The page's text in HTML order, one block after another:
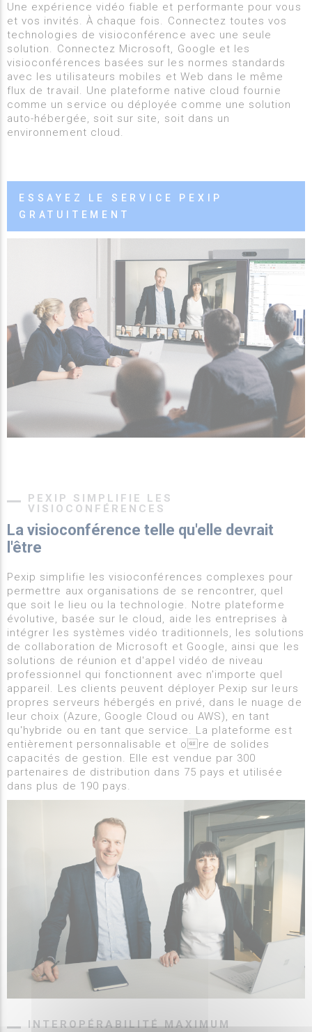
Une expérience vidéo fiable et performante pour vous
et vos invités. À chaque fois. Connectez toutes vos
technologies de visioconférence avec une seule
solution. Connectez Microsoft, Google et les
visioconférences basées sur les normes standards
avec les utilisateurs mobiles et Web dans le même
flux de travail. Une plateforme native cloud fournie
comme un service ou déployée comme une solution
auto-hébergée, soit sur site, soit dans un
environnement cloud.
ESSAYEZ LE SERVICE PEXIP
GRATUITEMENT
PEXIP SIMPLIFIE LES
VISIOCONFÉRENCES
La visioconférence telle qu'elle devrait
l'être
Pexip simplifie les visioconférences complexes pour
permettre aux organisations de se rencontrer, quel
que soit le lieu ou la technologie. Notre plateforme
évolutive, basée sur le cloud, aide les entreprises à
intégrer les systèmes vidéo traditionnels, les solutions
de collaboration de Microsoft et Google, ainsi que les
solutions de réunion et d'appel vidéo de niveau
professionnel qui fonctionnent avec n'importe quel
appareil. Les clients peuvent déployer Pexip sur leurs
propres serveurs hébergés en privé, dans le nuage de
leur choix (Azure, Google Cloud ou AWS), en tant
qu'hybride ou en tant que service. La plateforme est
entièrement personnalisable et ore de solides
capacités de gestion. Elle est vendue par 300
partenaires de distribution dans 75 pays et utilisée
dans plus de 190 pays.
INTEROPÉRABILITÉ MAXIMUM